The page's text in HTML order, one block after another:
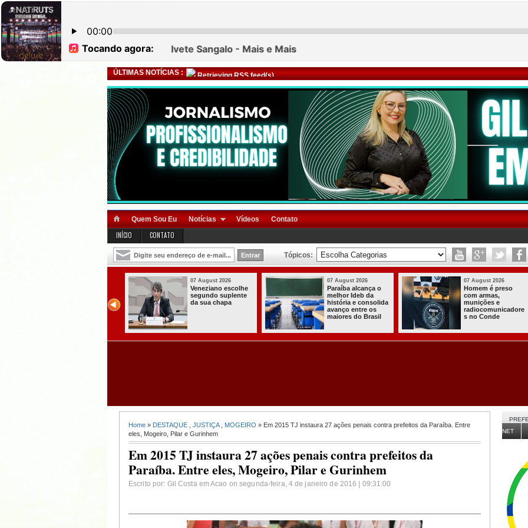
ÚLTIMAS NOTÍCIAS : Retrieving RSS feed(s)
Quem Sou Eu Notícias Vídeos Contato
INÍCIO CONTATO
Tópicos:
07 August 2026
Paraíba alcança o
melhor Ideb da
história e consolida
avanço entre os
maiores do Brasil
Homem é preso
com armas,
munições e
radiocomunicadore
s no Conde
03 August 2026
Itabaiana entregou
a primeira Cozinha
Comunitária
Solidária a
Comunidade do
Almir Muniz
da
de 30
para
Home » DESTAQUE JUSTIÇA, MOGEIRO » Em 2015 TJ instaura 27 ações penais contra prefeitos da Paraíba. Entre
eles, Mogeiro, Pilar e Gurinhem
Em 2015 TJ instaura 27 ações penais contra prefeitos da
Paraíba. Entre eles, Mogeiro, Pilar e Gurinhem
Escrito por: Gil Costa em Acao on segunda-feira, 4 de janeiro de 2016 | 09:31:00
NET